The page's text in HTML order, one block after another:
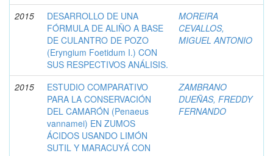
2015
DESARROLLO DE UNA
FÓRMULA DE ALIÑO A BASE
DE CULANTRO DE POZO
(Eryngium Foetidum I.) CON
SUS RESPECTIVOS ANÁLISIS.
MOREIRA
CEVALLOS,
MIGUEL ANTONIO
2015
ESTUDIO COMPARATIVO
PARA LA CONSERVACIÓN
DEL CAMARÓN (Penaeus
vannamei) EN ZUMOS
ÁCIDOS USANDO LIMÓN
SUTIL Y MARACUYÁ CON
ZAMBRANO
DUEÑAS, FREDDY
FERNANDO